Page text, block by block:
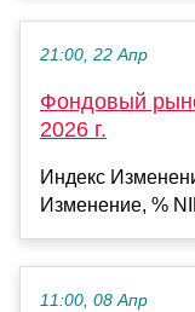
21:00, 22 Апр
Фондовый
2026 г.
Индекс
Изменение, %
11:00, 08 Апр